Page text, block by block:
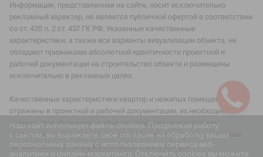
Наш сайт использует файлы cookies. Продолжая работу
с сайтом, вы выражаете своё согласие на обработку ваших
персональных данных с использованием сервиса веб-
аналитики и онлайн-маркетинга. Отключить cookies вы можете
Информация, представленная на сайте, носит исключительно
рекламный характер, не является публичной офертой в соответствии
со ст. 435 п. 2 ст. 437 ГК РФ. Указанные качественные
характеристики, а также все варианты визуализации объекта, не
обладают признаками абсолютной идентичности проектной и
рабочей документации на строительство объекта и размещены
исключительно в рекламных целях.
Качественные характеристики квартир и нежилых помещений
отражены в проектной и рабочей документации, их необходимо
уточнять при обращении в офис застройщика и подписании
соответствующего договора с застройщиком. Актуальные условия
продаж можно узнать у менеджеров отдела продаж.